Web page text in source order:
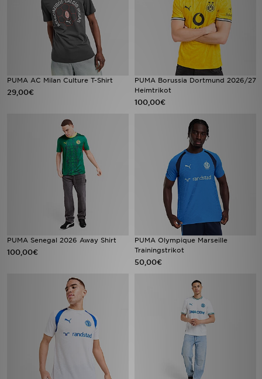
PUMA AC Milan Culture T-Shirt
29,00€
PUMA Borussia Dortmund 2026/27
Heimtrikot
100,00€
PUMA Senegal 2026 Away Shirt
100,00€
PUMA Olympique Marseille
Trainingstrikot
50,00€
Trending Styles